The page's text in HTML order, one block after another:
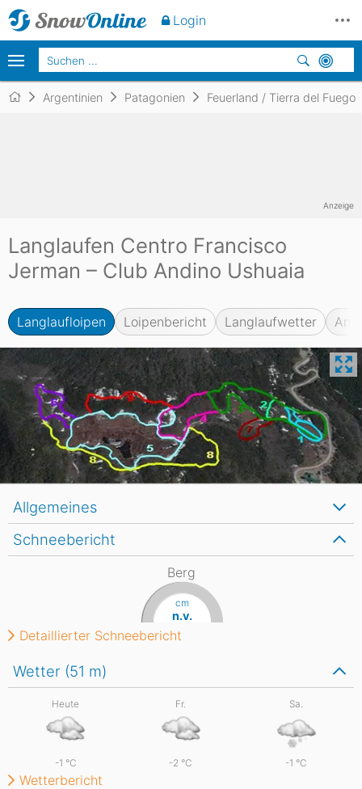
Argentinien Patagonien Feuerland / Tierra del Fuego
Langlaufen Centro Francisco
Jerman – Club Andino Ushuaia
Langlaufloipen Loipenbericht Langlaufwetter
Anzeige
Schneebericht
Berg
cm
n.v.
Detaillierter Schneebericht
Wetter (51 m)
Heute
-1 °C
Fr.
-2 °C
Sa.
-1 °C
Wetterbericht
Allgemeines
Login